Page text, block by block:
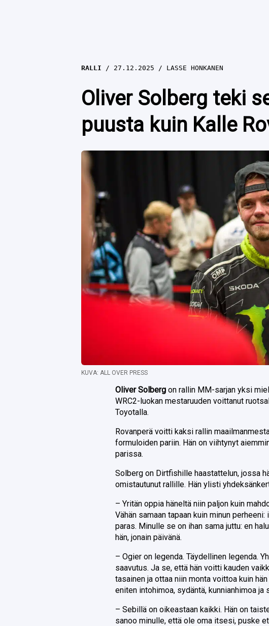
RALLI 27.12.2025 LASSE HONKANEN
Oliver Solberg teki
puusta kuin Kalle
KUVA: ALL OVER PRESS
Oliver Solbergon rallin MM-sarjan yksi
WRC2-luokan mestaruuden voittanut
Toyotalla.
Rovanperä voitti kaksi rallin
formuloiden pariin. Hän on viihtynyt
parissa.
Solberg on Dirtfishille haastattelun, jossa
omistautunut rallille. Hän ylisti
– Yritän oppia häneltä niin paljon kuin
Vähän samaan tapaan kuin minun
paras. Minulle se on ihan sama juttu: en
hän, jonain päivänä.
– Ogier on legenda. Täydellinen legenda.
saavutus. Ja se, että hän voitti kauden
tasainen ja ottaa niin monta voittoa kuin
eniten intohimoa, sydäntä, kunnianhimoa ja
– Sebillä on oikeastaan kaikki. Hän on
sanoo minulle, että ole oma itsesi, puske